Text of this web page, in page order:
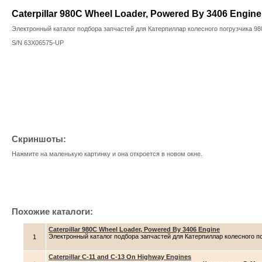
Caterpillar 980C Wheel Loader, Powered By 3406 Engine
Электронный каталог подбора запчастей для Катерпиллар колесного погрузчика
S/N 63X06575-UP
Скриншоты:
Нажмите на маленькую картинку и она откроется в новом окне.
Похожие каталоги:
1
Caterpillar 980C Wheel Loader, Powered By 3406 Engine
Электронный каталог подбора запчастей для Катерпиллар колесного
Caterpillar C-11 and C-13 On Highway Engines